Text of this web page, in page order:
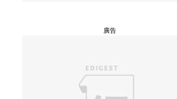
廣告